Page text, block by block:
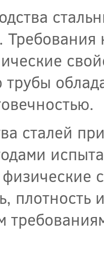
трубы
сталей
плотность